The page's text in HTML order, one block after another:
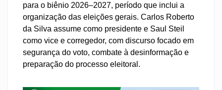
para o biênio 2026–2027, período que inclui a
organização das eleições gerais. Carlos Roberto
da Silva assume como presidente e Saul Steil
como vice e corregedor, com discurso focado em
segurança do voto, combate à desinformação e
preparação do processo eleitoral.